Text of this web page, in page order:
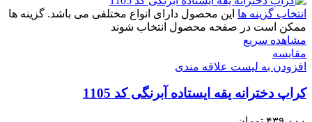
انتخاب گزینه ها این محصول دارای انواع مختلفی می باشد. گزینه ها
ممکن است در صفحه محصول انتخاب شوند
مشاهده سریع
مقایسه
افزودن به لیست علاقه مندی
کراپ دخترانه یقه ایستاده آبرنگی کد 1105